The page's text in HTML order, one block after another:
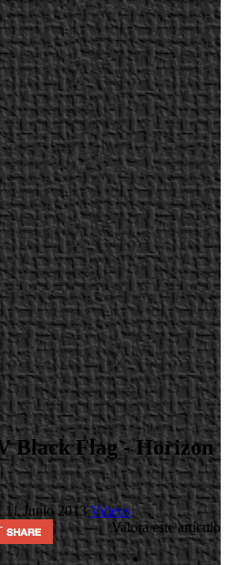
Black Flag - Horizon
11 Junio 2013Videos
Valora este artículo